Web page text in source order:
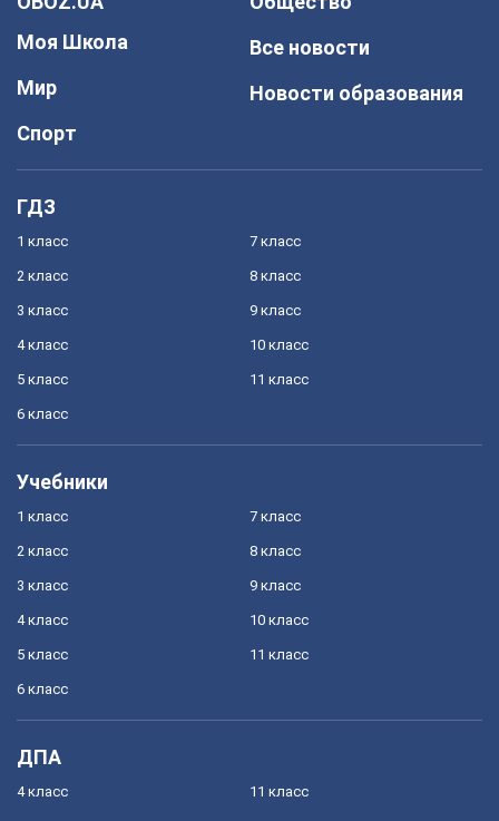
Моя Школа
Мир
Спорт
Все новости
Новости образования
ГДЗ
1 класс
2 класс
3 класс
4 класс
5 класс
6 класс
7 класс
8 класс
9 класс
10 класс
11 класс
Учебники
1 класс
2 класс
3 класс
4 класс
5 класс
6 класс
7 класс
8 класс
9 класс
10 класс
11 класс
ДПА
4 класс 11 класс